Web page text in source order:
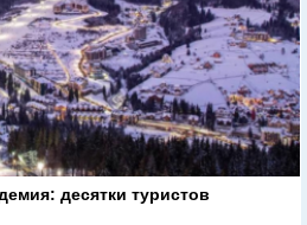
десятки туристов